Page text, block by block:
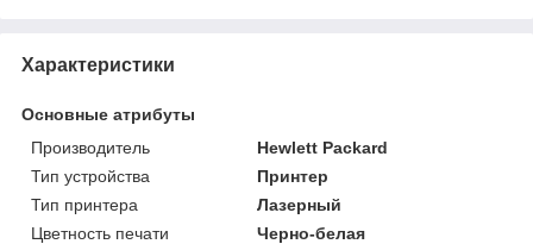
Характеристики
Основные атрибуты
Производитель
Hewlett Packard
Тип устройства
Принтер
Тип принтера
Лазерный
Цветность печати
Черно-белая